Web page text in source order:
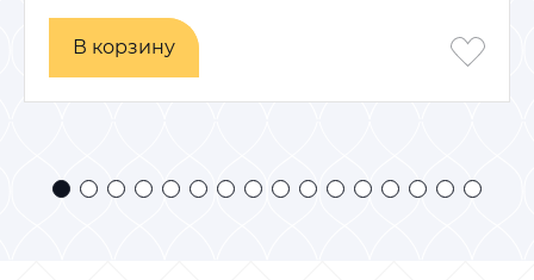
В корзину
В корзину